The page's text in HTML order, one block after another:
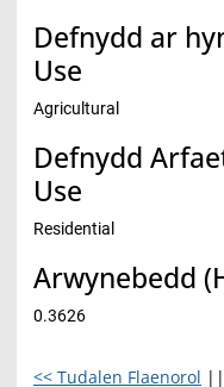
Defnydd ar
Use
Agricultural
Defnydd
Use
Residential
Arwynebedd
0.3626
<< Tudalen Flaenorol ||